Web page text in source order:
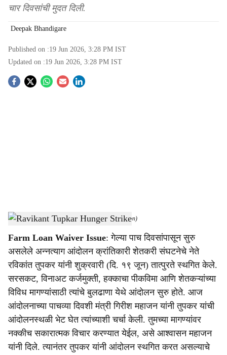
चार दिवसांची मुदत दिली.
Deepak Bhandigare
Published on :19 Jun 2026, 3:28 PM IST
Updated on :19 Jun 2026, 3:28 PM IST
S
a
r
e
Girish Mahajan Meets Ravikant Tupkar.-(Agrowon)
Farm Loan Waiver Issue: गेल्या पाच दिवसांपासून सुरु
असलेले अन्नत्याग आंदोलन क्रांतिकारी शेतकरी संघटनेचे नेते
रविकांत तुपकर यांनी शुक्रवारी (दि. १९ जून) तात्पुरते स्थगित केले.
सरसकट, विनाअट कर्जमुक्ती, हक्काचा पीकविमा आणि शेतकऱ्यांच्या
विविध मागण्यांसाठी त्यांचे बुलढाणा येथे आंदोलन सुरु होते. आज
आंदोलनाच्या पाचव्या दिवशी मंत्री गिरीश महाजन यांनी तुपकर यांची
आंदोलनस्थळी भेट घेत त्यांच्याशी चर्चा केली. तुमच्या मागण्यांवर
नक्कीच सकारात्मक विचार करण्यात येईल, असे आश्वासन महाजन
यांनी दिले. त्यानंतर तुपकर यांनी आंदोलन स्थगित करत असल्याचे